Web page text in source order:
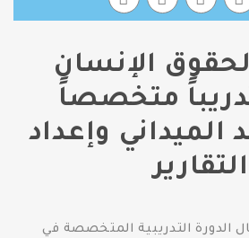
الإنسان
متخصصاً
الميداني وإعداد
التقارير
الدورة التدريبية المتخصصة في